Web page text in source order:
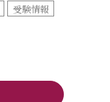
アクセス
受験情報